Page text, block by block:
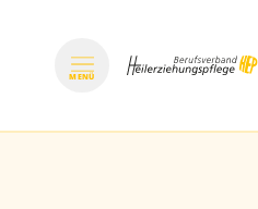
MENÜ